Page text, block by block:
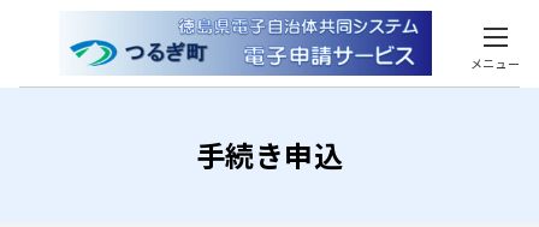
メニュー
手続き申込